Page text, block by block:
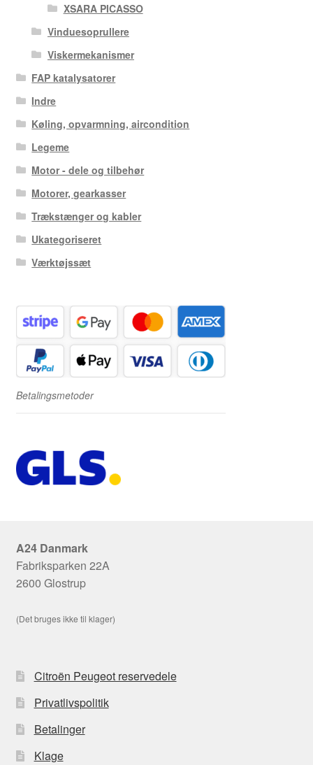
XSARA PICASSO
Vinduesoprullere
Viskermekanismer
FAP katalysatorer
Indre
Køling, opvarmning, aircondition
Legeme
Motor - dele og tilbehør
Motorer, gearkasser
Trækstænger og kabler
Ukategoriseret
Værktøjssæt
Betalingsmetoder
A24 Danmark
Fabriksparken 22A
2600 Glostrup
(Det bruges ikke til klager)
Citroën Peugeot reservedele
Privatlivspolitik
Betalinger
Klage